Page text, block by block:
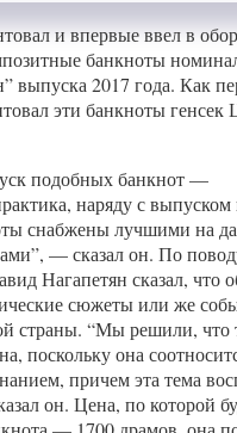
и впервые ввел в
банкноты
выпуска 2017 года. Как
эти банкноты
подобных банкнот —
наряду с
снабжены лучшими на
— сказал он. По
Нагапетян сказал, что
сюжеты или же
страны. “Мы решили, что
поскольку она
причем эта тема
он. Цена, по которой